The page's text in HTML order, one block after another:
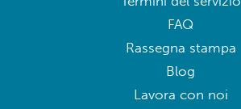
FAQ
Rassegna stampa
Blog
Lavora con noi